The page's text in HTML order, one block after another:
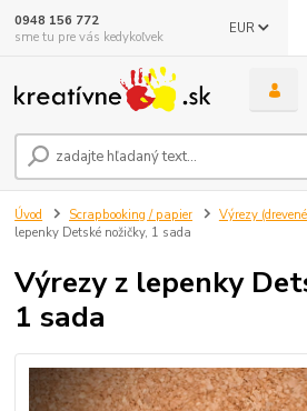
EUR
0948 156 772
sme tu pre vás kedykoľvek
Úvod Scrapbooking / papier Výrezy
lepenky Detské nožičky, 1 sada
Výrezy z lepenky
1 sada